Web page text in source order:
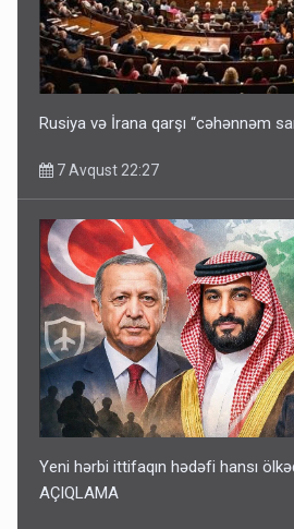
Rusiya və İrana qarşı “cəhənnəm
7 Avqust 22:27
Yeni hərbi ittifaqın hədəfi hansı
AÇIQLAMA